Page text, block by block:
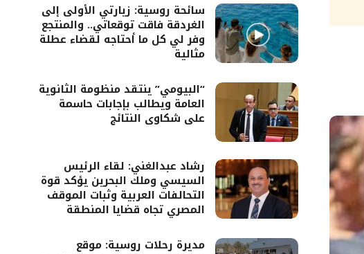
سائحة روسية: زيارتي الأولى إلى
الغردقة فاقت توقعاتي.. والمنتجع
وفر لي كل ما أحتاجه لقضاء عطلة
مثالية
“البيومي” ينتقد منظومة الثانوية
العامة ويطالب بإجابات حاسمة
على شكاوى النتائج
رشاد عبدالغني: لقاء الرئيس
السيسي وملك البحرين يؤكد قوة
التحالفات العربية وثبات الموقف
المصري تجاه قضايا المنطقة
مديرة رحلات روسية: موقع